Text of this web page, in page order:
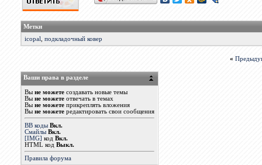
Метки
icopal
подкладочный ковер
«
Ваши права в разделе
Вы не можетесоздавать новые темы
Вы не можетеотвечать в темах
Вы не можетеприкреплять вложения
Вы не можетередактировать свои сообщения
BB коды Вкл.
Смайлы Вкл.
[IMG] код Вкл.
HTML код Выкл.
Правила форума